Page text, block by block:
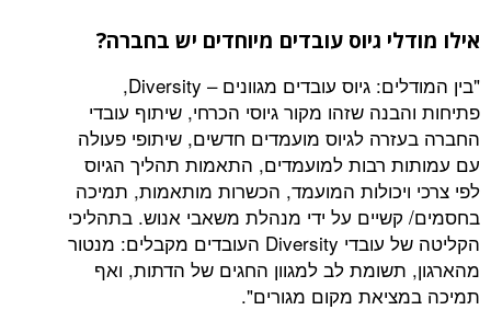
גיוס עובדים מיוחדים יש בחברה?
"בין המודלים: גיוס עובדים מגוונים – Diversity,
שזהו מקור גיוסי הכרחי, שיתוף עובדי
לגיוס מועמדים חדשים, שיתופי פעולה
רבות למועמדים, התאמות תהליך הגיוס
המועמד, הכשרות מותאמות, תמיכה
על ידי מנהלת משאבי אנוש. בתהליכי
הקליטה של עובדי Diversity העובדים מקבלים: מנטור
לב למגוון החגים של הדתות, ואף
מקום מגורים".